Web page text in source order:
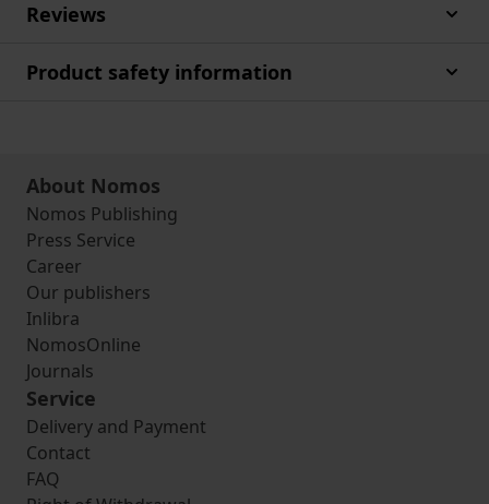
Reviews
Product safety information
About Nomos
Nomos Publishing
Press Service
Career
Our publishers
Inlibra
NomosOnline
Journals
Service
Delivery and Payment
Contact
FAQ